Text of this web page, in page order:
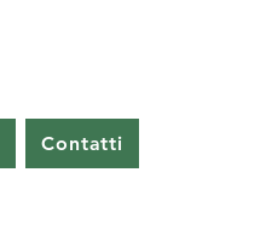
Contatti